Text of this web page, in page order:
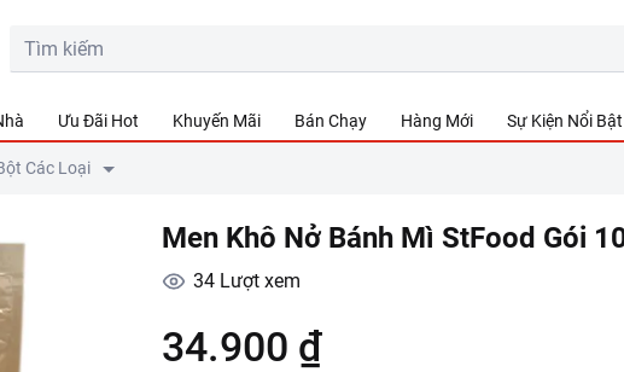
Ưu Đãi Hot Khuyến Mãi Bán Chạy Hàng Mới Sự Kiện Nổi Bật
Các Loại
Men Khô Nở Bánh Mì StFood Gói
34 Lượt xem
34.900 ₫